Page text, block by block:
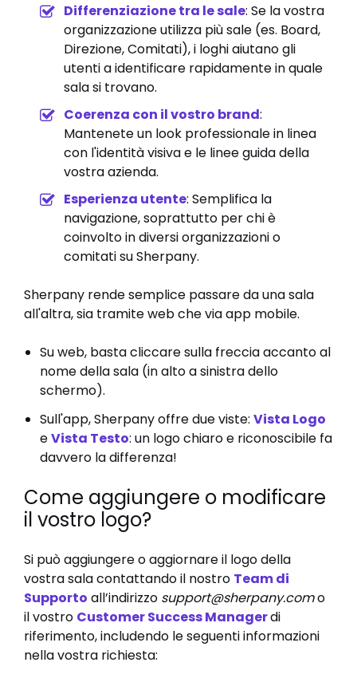
Differenziazione tra le sale: Se la vostra
organizzazione utilizza più sale (es. Board,
Direzione, Comitati), i loghi aiutano gli
utenti a identificare rapidamente in quale
sala si trovano.
Coerenza con il vostro brand:
Mantenete un look professionale in linea
con l'identità visiva e le linee guida della
vostra azienda.
Esperienza utente: Semplifica la
navigazione, soprattutto per chi è
coinvolto in diversi organizzazioni o
comitati su Sherpany.
Sherpany rende semplice passare da una sala
all'altra, sia tramite web che via app mobile.
Su web, basta cliccare sulla freccia accanto al
nome della sala (in alto a sinistra dello
schermo).
Sull'app, Sherpany offre due viste: Vista Logo
eVista Testo: un logo chiaro e riconoscibile fa
davvero la differenza!
Come aggiungere o modificare
il vostro logo?
Si può aggiungere o aggiornare il logo della
vostra sala contattando il nostro Team di
Supporto all’indirizzo support@sherpany.como
il vostro Customer Success Managerdi
riferimento, includendo le seguenti informazioni
nella vostra richiesta: